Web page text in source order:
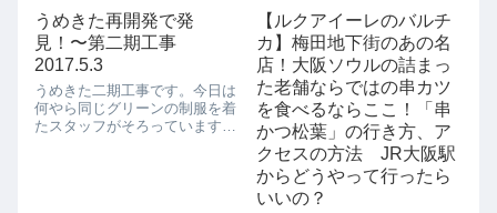
教師をする子供たちが抱える
様々な家庭の問題をオ...
ムは、今日本人に人気の観光
地。当日はイベント会場はベト
ナムの街並みを再現。ランタン
で埋め尽くされた様子は...
うめきた再開発で発
見！〜第二期工事
2017.5.3
うめきた二期工事です。今日は
何やら同じグリーンの制服を着
たスタッフがそろっています
【ルクアイーレのバルチ
カ】梅田地下街のあの名
店！大阪ソウルの詰まっ
た老舗ならではの串カツ
を食べるならここ！「串
かつ松葉」の行き方、ア
クセスの方法 JR大阪駅
からどうやって行ったら
いいの？